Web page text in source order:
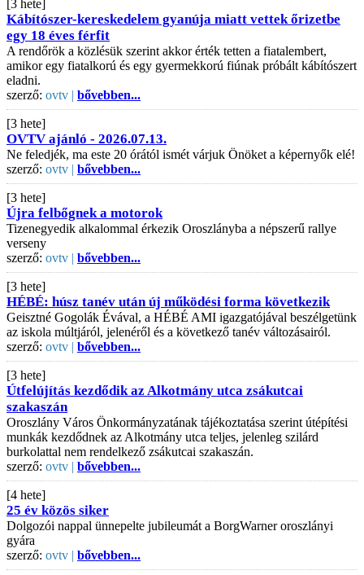
[3 hete]
Kábítószer-kereskedelem gyanúja miatt vettek őrizetbe
egy 18 éves férfit
A rendőrök a közlésük szerint akkor érték tetten a fiatalembert,
amikor egy fiatalkorú és egy gyermekkorú fiúnak próbált kábítószert
eladni.
szerző: ovtv | bővebben...
[3 hete]
OVTV ajánló - 2026.07.13.
Ne feledjék, ma este 20 órától ismét várjuk Önöket a képernyők elé!
szerző: ovtv | bővebben...
[3 hete]
Újra felbőgnek a motorok
Tizenegyedik alkalommal érkezik Oroszlányba a népszerű rallye
verseny
szerző: ovtv | bővebben...
[3 hete]
HÉBÉ: húsz tanév után új működési forma következik
Geisztné Gogolák Évával, a HÉBÉ AMI igazgatójával beszélgetünk
az iskola múltjáról, jelenéről és a következő tanév változásairól.
szerző: ovtv | bővebben...
[3 hete]
Útfelújítás kezdődik az Alkotmány utca zsákutcai
szakaszán
Oroszlány Város Önkormányzatának tájékoztatása szerint útépítési
munkák kezdődnek az Alkotmány utca teljes, jelenleg szilárd
burkolattal nem rendelkező zsákutcai szakaszán.
szerző: ovtv | bővebben...
[4 hete]
25 év közös siker
Dolgozói nappal ünnepelte jubileumát a BorgWarner oroszlányi
gyára
szerző: ovtv | bővebben...